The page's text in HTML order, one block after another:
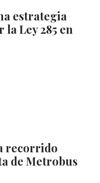
estrategia
Ley 285 en
recorrido
de Metrobus